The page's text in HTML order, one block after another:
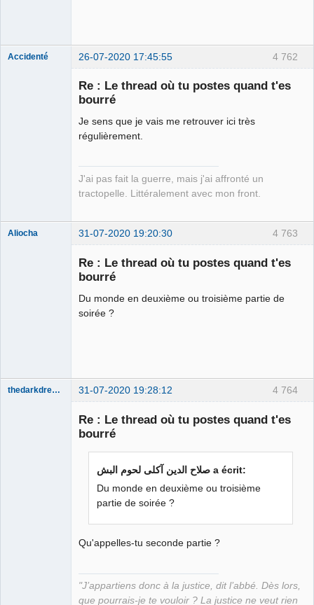
4 762
Accidenté 26-07-2020 17:45:55
Re : Le thread où tu postes quand t'es
bourré
Je sens que je vais me retrouver ici très
régulièrement.
J'ai pas fait la guerre, mais j'ai affronté un
tractopelle. Littéralement avec mon front.
4 763
Aliocha 31-07-2020 19:20:30
Re : Le thread où tu postes quand t'es
bourré
Du monde en deuxième ou troisième partie de
soirée ?
4 764
thedarkdreamer 31-07-2020 19:28:12
Re : Le thread où tu postes quand t'es
bourré
صلاح الدين آكلى لحوم البش a écrit:
Du monde en deuxième ou troisième
partie de soirée ?
Qu'appelles-tu seconde partie ?
"J’appartiens donc à la justice, dit l’abbé. Dès lors,
que pourrais-je te vouloir ? La justice ne veut rien